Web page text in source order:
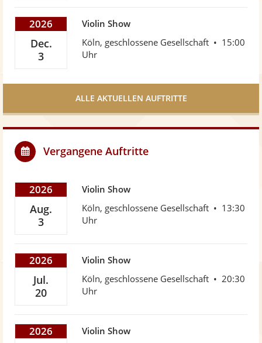
2026
Dec.
3
Violin Show
Köln, geschlossene Gesellschaft
15:00
Uhr
ALLE AKTUELLEN AUFTRITTE
Vergangene Auftritte
2026
Aug.
3
Violin Show
Köln, geschlossene Gesellschaft
13:30
Uhr
2026
Jul.
20
Violin Show
Köln, geschlossene Gesellschaft
20:30
Uhr
2026
Violin Show